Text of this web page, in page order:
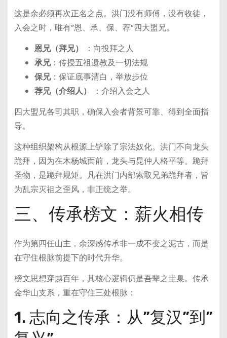
这是余必须再次正名之点。洪门没有师傅，没有收徒，
入会之时，唯有”恩、承、保、荐”四大盟兄。
恩兄（拜兄）
：向投拜之人
承兄：传授五祖遗教及一切法规
保兄：保证底事清白，举放步位
荐兄（介绍人）
：介绍入会之人
四大盟兄各司其职，确保入会者背景可靠、得到全面指
导。
这种组织架构从根源上铲除了宗法奴化。洪门不向龙头
跪拜，因为在木杨城面前，龙头与昆仲人格平等。跪拜
圣物，是跪拜规矩。凡在洪门内部索取兄弟跪拜者，皆
为乱宗灭祖之歪风，非正统之举。
三、传承榜文：薪火相传
作为第四任山主，余深感传承非一成不变之泥古，而是
在守住根脉前提下的时代升华。
榜文思想穿越百年，其核心逻辑仍是吾辈之圭臬。传承
金华山支系，重在守住三处根脉：
1. 志向之传承：从”复汉”到”